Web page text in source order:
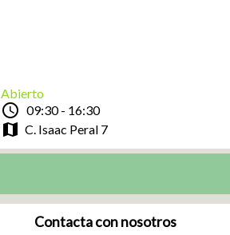
Abierto
schedule 09:30 - 16:30
map C. Isaac Peral 7
Contacta con nosotros